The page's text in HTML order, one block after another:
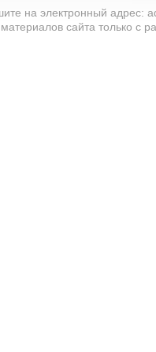
на электронный адрес:
сайта только с